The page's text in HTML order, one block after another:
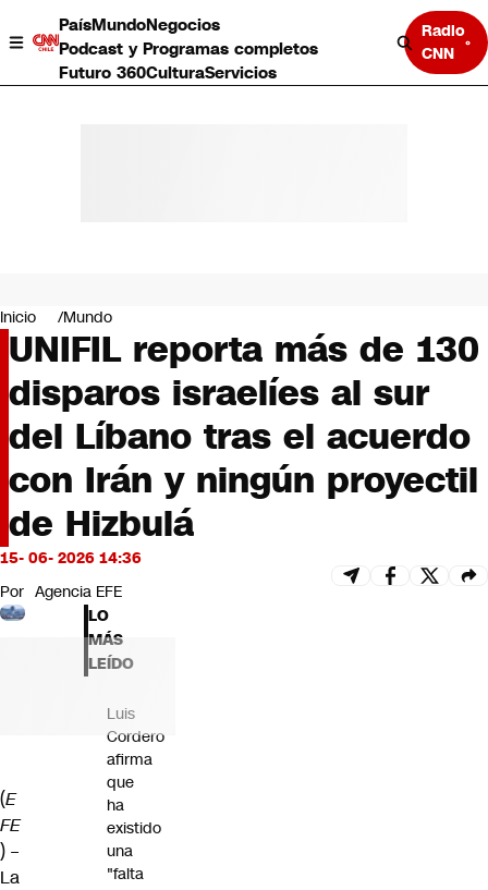
PaísMundoNegocios
Podcast y Programas completos
Futuro 360CulturaServicios
Radio
CNN
Negocios
Deportes
Programas completos
Cultura
Servicios
Bits
CNN tiempo
Futuro 360
Opinión
Inicio Mundo
UNIFIL reporta más de 130
disparos israelíes al sur
del Líbano tras el acuerdo
con Irán y ningún proyectil
de Hizbulá
15- 06- 2026 14:36
Por Agencia EFE
(E
FE
) –
La
LO
MÁS
LEÍDO
Luis
Cordero
afirma
que
ha
existido
una
"falta